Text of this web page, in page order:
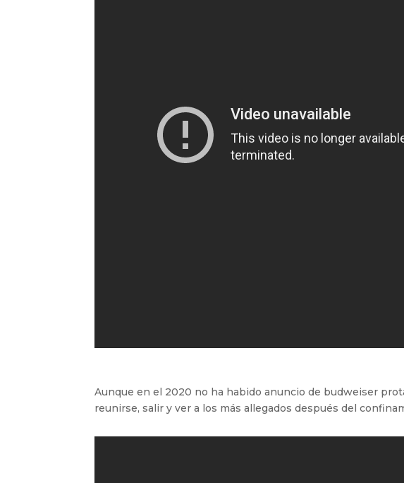
Aunque en el 2020 no ha habido anuncio de budweiser
reunirse, salir y ver a los más allegados después del